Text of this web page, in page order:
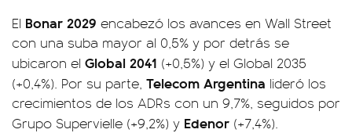
El Bonar 2029 encabezó los avances en Wall Street
con una suba mayor al 0,5% y por detrás se
ubicaron el Global 2041 (+0,5%) y el Global 2035
(+0,4%). Por su parte, Telecom Argentina lideró los
crecimientos de los ADRs con un 9,7%, seguidos por
Grupo Supervielle (+9,2%) y Edenor (+7,4%).